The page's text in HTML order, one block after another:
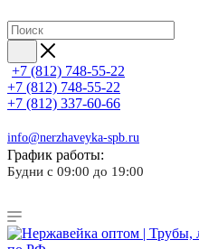
+7 (812) 748-55-22
+7 (812) 748-55-22
+7 (812) 337-60-66
info@nerzhaveyka-spb.ru
График работы:
Будни с 09:00 до 19:00